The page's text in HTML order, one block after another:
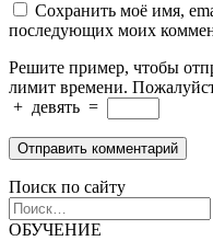
Сохранить моё имя,
последующих моих
Решите пример, чтобы
лимит времени.
+ девять =
Поиск по сайту
Search
for:
ОБУЧЕНИЕ